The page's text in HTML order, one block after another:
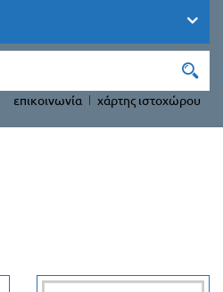
επικοινωνία χάρτης ιστοχώρου